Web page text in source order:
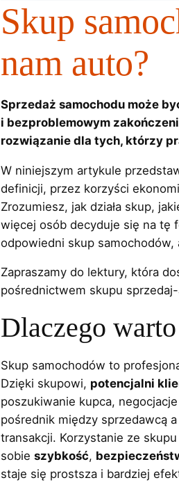
Skup
nam auto?
Sprzedaż samochodu może
i bezproblemowym
rozwiązanie dla tych, którzy
W niniejszym artykule
definicji, przez korzyści
Zrozumiesz, jak działa skup,
więcej osób decyduje się na tę
odpowiedni skup samochodów,
Zapraszamy do lektury, która
pośrednictwem skupu
Dlaczego
Skup samochodów to
Dzięki skupowi, potencjalni
poszukiwanie kupca,
pośrednik między sprzedawcą
transakcji. Korzystanie ze
sobie szybkość,
staje się prostsza i bardziej